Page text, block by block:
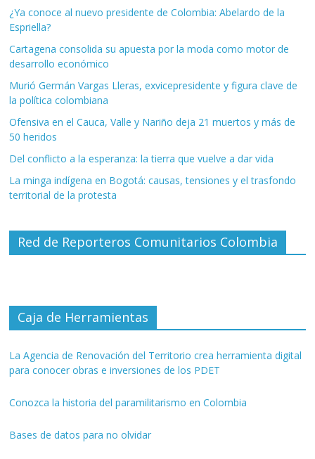
¿Ya conoce al nuevo presidente de Colombia: Abelardo de la
Espriella?
Cartagena consolida su apuesta por la moda como motor de
desarrollo económico
Murió Germán Vargas Lleras, exvicepresidente y figura clave de
la política colombiana
Ofensiva en el Cauca, Valle y Nariño deja 21 muertos y más de
50 heridos
Del conflicto a la esperanza: la tierra que vuelve a dar vida
La minga indígena en Bogotá: causas, tensiones y el trasfondo
territorial de la protesta
Red de Reporteros Comunitarios Colombia
Caja de Herramientas
La Agencia de Renovación del Territorio crea herramienta digital
para conocer obras e inversiones de los PDET
Conozca la historia del paramilitarismo en Colombia
Bases de datos para no olvidar